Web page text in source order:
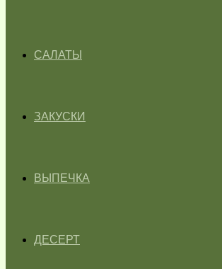
САЛАТЫ
ЗАКУСКИ
ВЫПЕЧКА
ДЕСЕРТ